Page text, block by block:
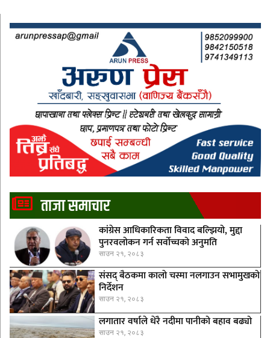
ताजा समाचार
कांग्रेस आधिकारिकता विवाद बल्झियो, मुद्दा
पुनरवलोकन गर्न सर्वोच्चको अनुमति
साउन २१, २०८३
संसद् बैठकमा कालाे चस्मा नलगाउन सभामुखकाे
निर्देशन
साउन २१, २०८३
लगातार वर्षाले धेरै नदीमा पानीको बहाव बढ्यो
साउन २१, २०८३